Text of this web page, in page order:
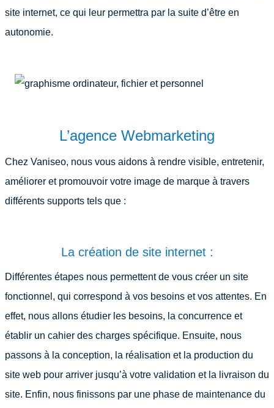
site internet, ce qui leur permettra par la suite d’être en
autonomie.
L’agence Webmarketing
Chez Vaniseo, nous vous aidons à rendre visible, entretenir,
améliorer et promouvoir votre image de marque à travers
différents supports tels que :
La création de site internet :
Différentes étapes nous permettent de vous créer un site
fonctionnel, qui correspond à vos besoins et vos attentes. En
effet, nous allons étudier les besoins, la concurrence et
établir un cahier des charges spécifique. Ensuite, nous
passons à la conception, la réalisation et la production du
site web pour arriver jusqu’à votre validation et la livraison du
site. Enfin, nous finissons par une phase de maintenance du